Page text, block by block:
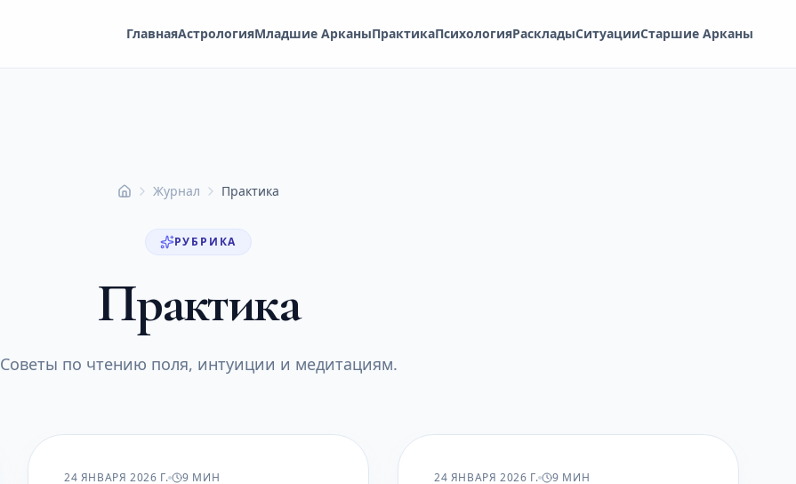
ГлавнаяАстрологияМладшие АрканыПрактикаПсихологияРаскладыСитуацииСтаршие Арканы
ГлавнаяЖурнал Практика
РУБРИКА
Практика
Советы по чтению поля, интуиции и медитациям.
24 ЯНВАРЯ 2026 Г. 9 МИН 24 ЯНВАРЯ 2026 Г. 9 МИН